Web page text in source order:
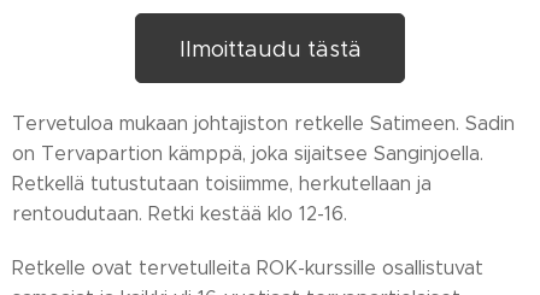
Ilmoittaudu tästä
Tervetuloa mukaan johtajiston retkelle Satimeen. Sadin
on Tervapartion kämppä, joka sijaitsee Sanginjoella.
Retkellä tutustutaan toisiimme, herkutellaan ja
rentoudutaan. Retki kestää klo 12-16.
Retkelle ovat tervetulleita ROK-kurssille osallistuvat